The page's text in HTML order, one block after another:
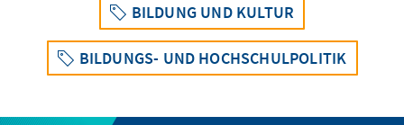
BILDUNG UND KULTUR
BILDUNGS- UND HOCHSCHULPOLITIK